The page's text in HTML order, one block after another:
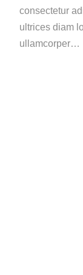
consectetur
ultrices diam
ullamcorper…